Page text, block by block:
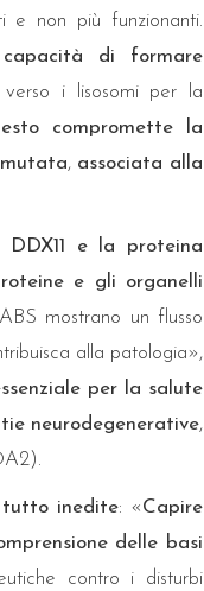
e non più funzionanti.
di formare
verso i lisosomi per la
compromette la
, associata alla
e la proteina
e gli organelli
mostrano un flusso
alla patologia»,
per la salute
neurodegenerative,
tutto inedite: «Capire
delle basi
contro i disturbi